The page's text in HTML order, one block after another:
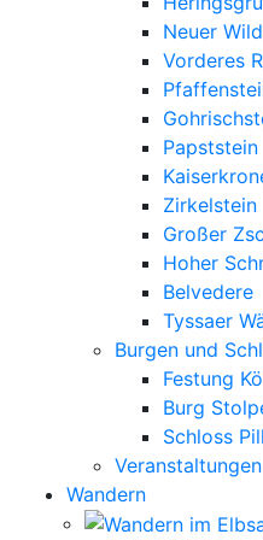
Übermittlung
sich vor einem
aus ihrem
von YouTube
https://
abrufbar sind,
Erhebung,
und Google.
Google Analytics(mit
Google Analytics
betroffenen
wurde oben
Neuer
Vorderes
Papststein
Zirkelstein
Großer
Hoher
Belvedere
Tyssaer
Burgen und
Festung
Burg
Schloss
Veranstaltungen
Wandern